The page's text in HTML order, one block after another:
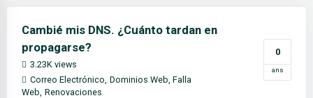
Cambié mis DNS. ¿Cuánto tardan en
propagarse?
3.23K views
Correo Electrónico Dominios Web Falla
Web Renovaciones
0
ans